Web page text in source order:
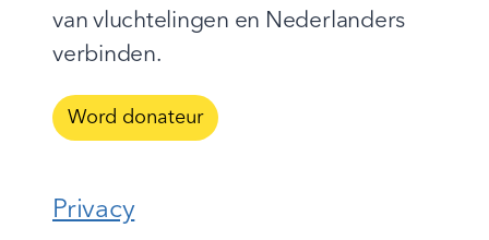
van vluchtelingen en Nederlanders
verbinden.
Word donateur
Privacy